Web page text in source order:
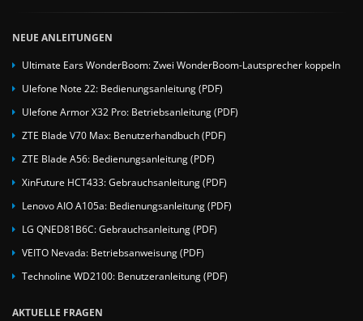
NEUE ANLEITUNGEN
Ultimate Ears WonderBoom: Zwei WonderBoom-Lautsprecher koppeln
Ulefone Note 22: Bedienungsanleitung (PDF)
Ulefone Armor X32 Pro: Betriebsanleitung (PDF)
ZTE Blade V70 Max: Benutzerhandbuch (PDF)
ZTE Blade A56: Bedienungsanleitung (PDF)
XinFuture HCT433: Gebrauchsanleitung (PDF)
Lenovo AIO A105a: Bedienungsanleitung (PDF)
LG QNED81B6C: Gebrauchsanleitung (PDF)
VEITO Nevada: Betriebsanweisung (PDF)
Technoline WD2100: Benutzeranleitung (PDF)
AKTUELLE FRAGEN